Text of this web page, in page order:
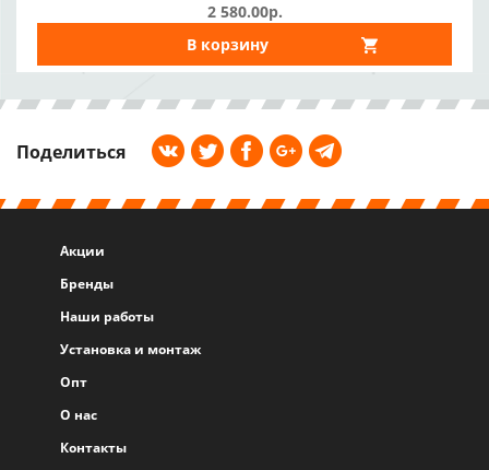
2 580.00р.
В корзину
Поделиться
Акции
Бренды
Наши работы
Установка и монтаж
Опт
О нас
Контакты